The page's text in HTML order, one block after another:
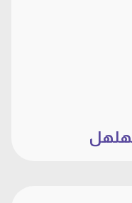
مهلهل